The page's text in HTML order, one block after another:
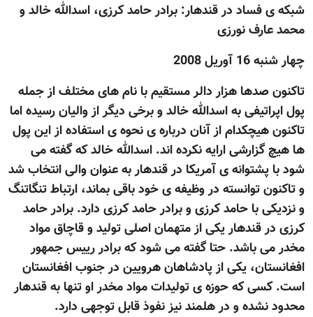
شبکه ی فساد در قندهار: برادر حامد کرزی، اسدالله خالد و
محمد عارف نورزی
چهار شنبه 16 آوريل 2008
تاکنون صدها هزار دالر مستقيم با نام های مختلف از جمله
پول اپراتيفی به اسدالله خالد و برخی ديگر از واليان رسيده اما
تاکنون هيچکدام از آنان درباره ی نحوه ی استفاده از اين پول
ها هيچ گزارشی ارايه نکرده اند. اسدالله خالد که گفته می
شود با پشتوانه ی آمريکا در قندهار به عنوان والی انتخاب شد
و تاکنون توانسته در وظيفه ی خود باقی بماند، ارتباط تنگاتنگ
و نزديکی با حامد کرزی و برادر حامد کرزی دارد. برادر حامد
کرزی در قندهار يکی از متهمان اصلی توليد و قاچاق مواد
مخدر می باشد. حتا گفته می شود که برادر رييس جمهور
افغانستان، يکی از پادشاهان هرويين در جنوب افغانستان
است. کسی که حوزه ی توليدات مواد مخدر او تنها به قندهار
محدود نشده و در هلمند نيز نفوذ قابل توجهی دارد.